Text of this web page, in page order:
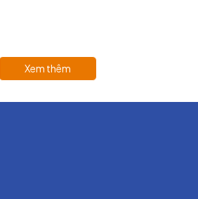
Sheet)
Xem thêm